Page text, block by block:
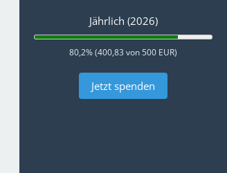
Jährlich (2026)
80,2% (400,83 von 500 EUR)
Jetzt spenden